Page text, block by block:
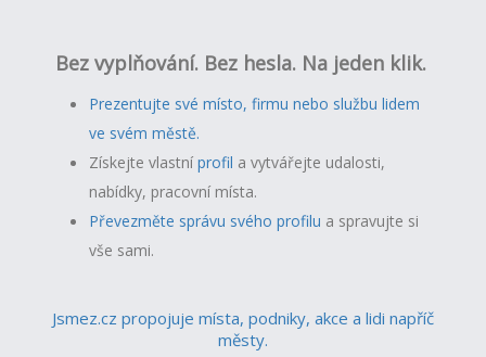
Bez vyplňování. Bez hesla. Na jeden klik.
Prezentujte své místo, firmu nebo službu lidem
ve svém městě.
Získejte vlastníprofil a vytvářejte udalosti,
nabídky, pracovní místa.
Převezměte správu svého profilu a spravujte si
vše sami.
Jsmez.cz propojuje místa, podniky, akce a lidi napříč
městy.